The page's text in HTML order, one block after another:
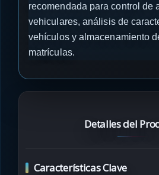
recomendada para control de
vehiculares, análisis de
vehículos y almacenamiento
matrículas.
Detalles del
Características Clave